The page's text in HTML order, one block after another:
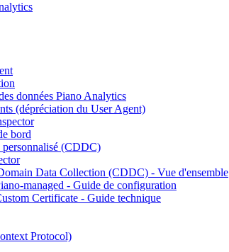
données Piano Analytics
(dépréciation du User Agent)
bord
personnalisé (CDDC)
Data Collection (CDDC) - Vue d'ensemble
managed - Guide de configuration
Certificate - Guide technique
Protocol)